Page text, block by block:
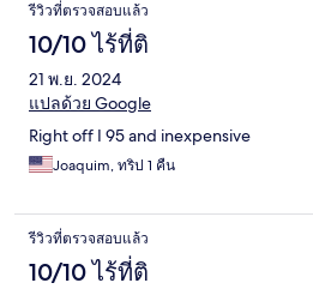
รีวิวที่ตรวจสอบแล้ว
10/10 ไร้ที่ติ
21 พ.ย. 2024
แปลด้วย Google
Right off I 95 and inexpensive
Joaquim, ทริป 1 คืน
รีวิวที่ตรวจสอบแล้ว
10/10 ไร้ที่ติ